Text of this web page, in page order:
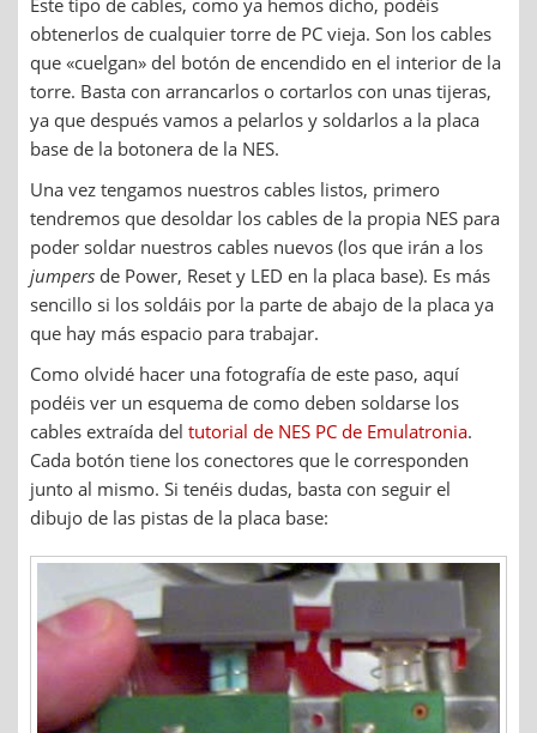
Este tipo de cables, como ya hemos dicho, podéis
obtenerlos de cualquier torre de PC vieja. Son los cables
que «cuelgan» del botón de encendido en el interior de la
torre. Basta con arrancarlos o cortarlos con unas tijeras,
ya que después vamos a pelarlos y soldarlos a la placa
base de la botonera de la NES.
Una vez tengamos nuestros cables listos, primero
tendremos que desoldar los cables de la propia NES para
poder soldar nuestros cables nuevos (los que irán a los
jumpers de Power, Reset y LED en la placa base). Es más
sencillo si los soldáis por la parte de abajo de la placa ya
que hay más espacio para trabajar.
Como olvidé hacer una fotografía de este paso, aquí
podéis ver un esquema de como deben soldarse los
cables extraída del tutorial de NES PC de Emulatronia.
Cada botón tiene los conectores que le corresponden
junto al mismo. Si tenéis dudas, basta con seguir el
dibujo de las pistas de la placa base: